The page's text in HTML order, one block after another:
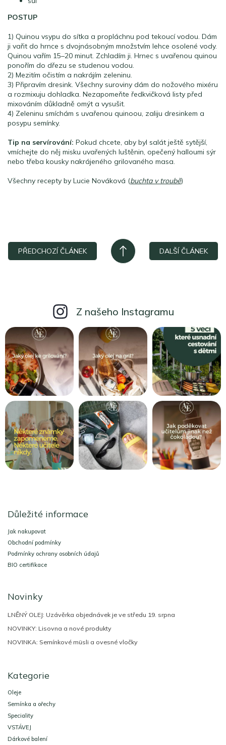
POSTUP
1) Quinou vsypu do sítka a propláchnu pod tekoucí vodou. Dám
ji vařit do hrnce s dvojnásobným množstvím lehce osolené vody.
Quinou vařím 15–20 minut. Zchladím ji. Hrnec s uvařenou quinou
ponořím do dřezu se studenou vodou.
2) Mezitím očistím a nakrájím zeleninu.
3) Připravím dresink. Všechny suroviny dám do nožového mixéru
a rozmixuju dohladka. Nezapomeňte ředkvičková listy před
mixováním důkladně omýt a vysušit.
4) Zeleninu smíchám s uvařenou quinoou, zaliju dresinkem a
posypu semínky.
Tip na servírování: Pokud chcete, aby byl salát ještě sytější,
vmíchejte do něj misku uvařených luštěnin, opečený halloumi sýr
nebo třeba kousky nakrájeného grilovaného masa.
Všechny recepty by Lucie Nováková (buchta v troubě)
PŘEDCHOZÍ ČLÁNEK DALŠÍ ČLÁNEK
Z našeho Instagramu
Důležité informace
Jak nakupovat
Obchodní podmínky
Podmínky ochrany osobních údajů
BIO certifikace
Novinky
LNĚNÝ OLEJ: Uzávěrka objednávek je ve středu 19. srpna
NOVINKY: Lisovna a nové produkty
NOVINKA: Semínkové müsli a ovesné vločky
Kategorie
Oleje
Semínka a ořechy
Speciality
VSTÁVEJ
Dárkové balení